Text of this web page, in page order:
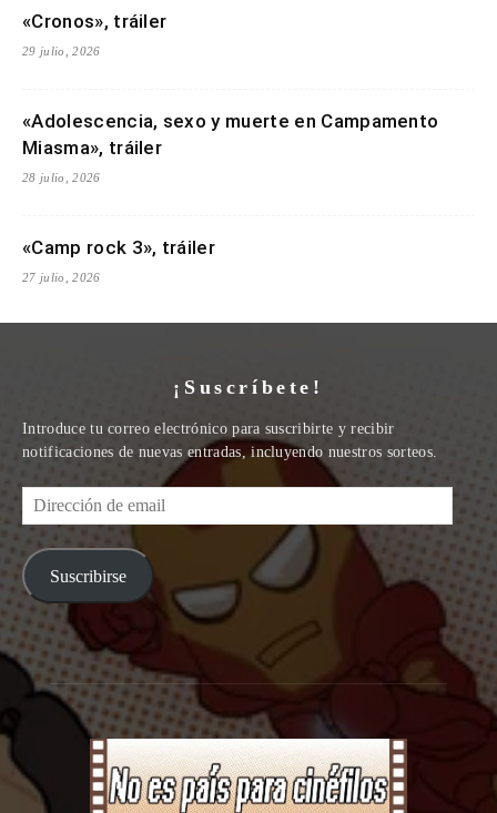
«Cronos», tráiler
29 julio, 2026
«Adolescencia, sexo y muerte en Campamento
Miasma», tráiler
28 julio, 2026
«Camp rock 3», tráiler
27 julio, 2026
¡Suscríbete!
Introduce tu correo electrónico para suscribirte y recibir
notificaciones de nuevas entradas, incluyendo nuestros sorteos.
Dirección
de
email
Suscribirse